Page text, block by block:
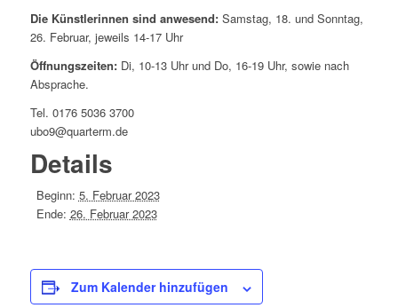
Die Künstlerinnen sind anwesend:Samstag, 18. und Sonntag,
26. Februar, jeweils 14-17 Uhr
Öffnungszeiten:Di, 10-13 Uhr und Do, 16-19 Uhr, sowie nach
Absprache.
Tel. 0176 5036 3700
ubo9@quarterm.de
Details
Beginn: 5. Februar 2023
Ende: 26. Februar 2023
Zum Kalender hinzufügen